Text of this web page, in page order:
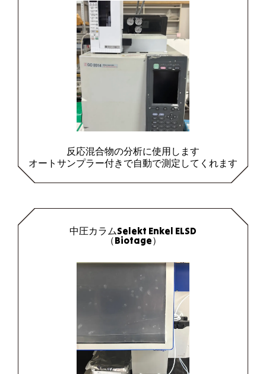
反応混合物の分析に使用します
オートサンプラー付きで自動で測定してくれます
中圧カラムSelekt Enkel ELSD
（Biotage）